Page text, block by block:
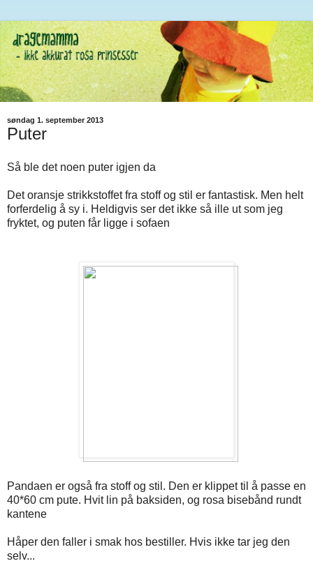
søndag 1. september 2013
Puter
Så ble det noen puter igjen da
Det oransje strikkstoffet fra stoff og stil er fantastisk. Men helt
forferdelig å sy i. Heldigvis ser det ikke så ille ut som jeg
fryktet, og puten får ligge i sofaen
Pandaen er også fra stoff og stil. Den er klippet til å passe en
40*60 cm pute. Hvit lin på baksiden, og rosa bisebånd rundt
kantene
Håper den faller i smak hos bestiller. Hvis ikke tar jeg den
selv...